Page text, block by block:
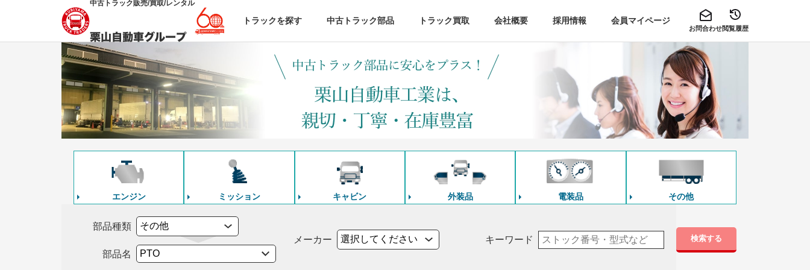
中古トラック販売/買取/レンタル
トラックを探す 中古トラック部品 トラック買取 会社概要 採用情報 会員マイページ
お問合わせ閲覧履歴
エンジン ミッション キャビン 外装品 電装品 その他
部品種類
部品名
メーカー キーワード 検索する